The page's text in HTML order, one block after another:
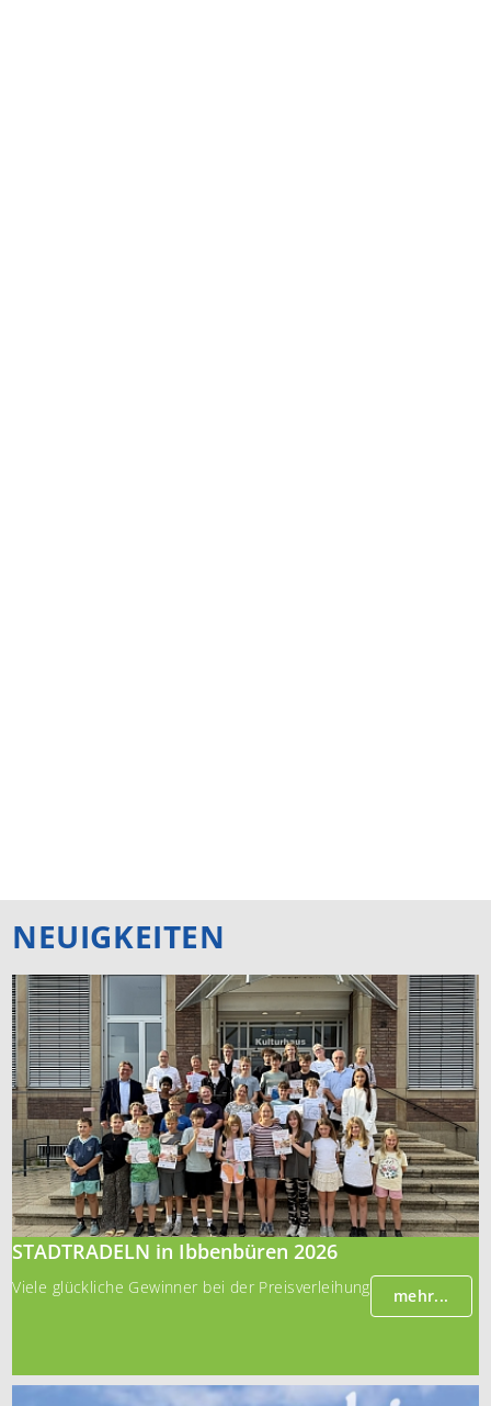
NEUIGKEITEN
STADTRADELN in Ibbenbüren 2026
Viele glückliche Gewinner bei der Preisverleihung mehr...